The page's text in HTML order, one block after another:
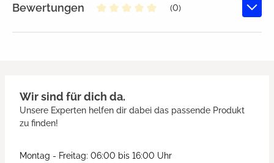
Bewertungen
(0)
Wir sind für dich da.
Unsere Experten helfen dir dabei das passende Produkt
zu finden!
Montag - Freitag: 06:00 bis 16:00 Uhr